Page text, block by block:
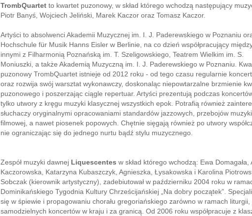
TrombQuartet to kwartet puzonowy, w skład którego wchodzą następujący
Piotr Banyś, Wojciech Jeliński, Marek Kaczor oraz Tomasz Kaczor.
Artyści to absolwenci Akademii Muzycznej im. I. J. Paderewskiego w Poznaniu
Hochschule für Musik Hanns Eisler w Berlinie, na co dzień współpracujący
innymi z Filharmonią Poznańską im. T. Szeligowskiego, Teatrem Wielkim im. S.
Moniuszki, a także Akademią Muzyczną im. I. J. Paderewskiego w Poznaniu.
puzonowy TrombQuartet istnieje od 2012 roku - od tego czasu regularnie
oraz rozwija swój warsztat wykonawczy, doskonaląc niepowtarzalne brzmienie
puzonowego i poszerzając ciągle repertuar. Artyści prezentują podczas
tylko utwory z kręgu muzyki klasycznej wszystkich epok. Potrafią również
słuchaczy oryginalnymi opracowaniami standardów jazzowych, przebojów muzyki
filmowej, a nawet piosenek popowych. Chętnie sięgają również po utwory
nie ograniczając się do jednego nurtu bądź stylu muzycznego.
Zespół muzyki dawnej Liquescentes w skład którego wchodzą: Ewa Domagała,
Kaczorowska, Katarzyna Kubaszczyk, Agnieszka, Łysakowska i Karolina
Sobczak (kierownik artystyczny), zadebiutował w październiku 2004 roku w
Dominikańskiego Tygodnia Kultury Chrześcijańskiej „Na dobry początek”.
się w śpiewie i propagowaniu chorału gregoriańskiego zarówno w ramach liturgii,
samodzielnych koncertów w kraju i za granicą. Od 2006 roku współpracuje z